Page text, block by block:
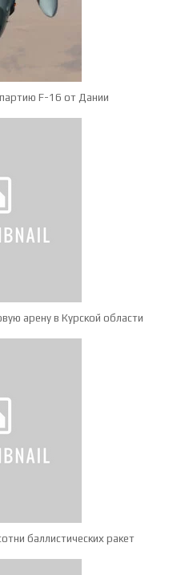
F-16 от Дании
арену в Курской области
баллистических ракет